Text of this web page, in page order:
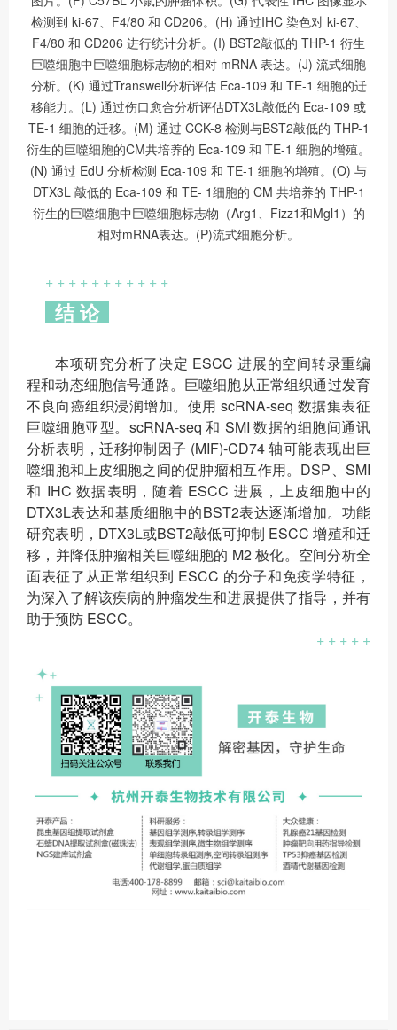
检测到 ki-67、F4/80 和 CD206。(H) 通过IHC 染色对 ki-67、
F4/80 和 CD206 进行统计分析。(I) BST2敲低的 THP-1 衍生
巨噬细胞中巨噬细胞标志物的相对 mRNA 表达。(J) 流式细胞
分析。(K) 通过Transwell分析评估 Eca-109 和 TE-1 细胞的迁
移能力。(L) 通过伤口愈合分析评估DTX3L敲低的 Eca-109 或
TE-1 细胞的迁移。(M) 通过 CCK-8 检测与BST2敲低的 THP-1
衍生的巨噬细胞的CM共培养的 Eca-109 和 TE-1 细胞的增殖。
(N) 通过 EdU 分析检测 Eca-109 和 TE-1 细胞的增殖。(O) 与
DTX3L 敲低的 Eca-109 和 TE- 1细胞的 CM 共培养的 THP-1
衍生的巨噬细胞中巨噬细胞标志物（Arg1、Fizz1和Mgl1）的
相对mRNA表达。(P)流式细胞分析。
+ + + + + + + + + + +
结 论
本项研究分析了决定 ESCC 进展的空间转录重编
程和动态细胞信号通路。巨噬细胞从正常组织通过发育
不良向癌组织浸润增加。使用 scRNA-seq 数据集表征
巨噬细胞亚型。scRNA-seq 和 SMI 数据的细胞间通讯
分析表明，迁移抑制因子 (MIF)-CD74 轴可能表现出巨
噬细胞和上皮细胞之间的促肿瘤相互作用。DSP、SMI
和 IHC 数据表明，随着 ESCC 进展，上皮细胞中的
DTX3L表达和基质细胞中的BST2表达逐渐增加。功能
研究表明，DTX3L或BST2敲低可抑制 ESCC 增殖和迁
移，并降低肿瘤相关巨噬细胞的 M2 极化。空间分析全
面表征了从正常组织到 ESCC 的分子和免疫学特征，
为深入了解该疾病的肿瘤发生和进展提供了指导，并有
助于预防 ESCC。
+ + + + +